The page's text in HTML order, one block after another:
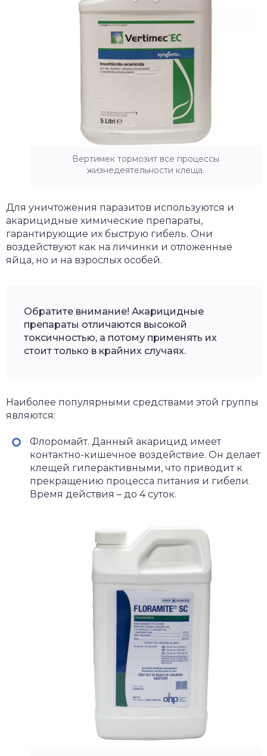
Вертимек тормозит все процессы
жизнедеятельности клеща.
Для уничтожения паразитов используются и
акарицидные химические препараты,
гарантирующие их быструю гибель. Они
воздействуют как на личинки и отложенные
яйца, но и на взрослых особей.
Обратите внимание! Акарицидные
препараты отличаются высокой
токсичностью, а потому применять их
стоит только в крайних случаях.
Наиболее популярными средствами этой группы
являются:
Флоромайт. Данный акарицид имеет
контактно-кишечное воздействие. Он делает
клещей гиперактивными, что приводит к
прекращению процесса питания и гибели.
Время действия – до 4 суток.